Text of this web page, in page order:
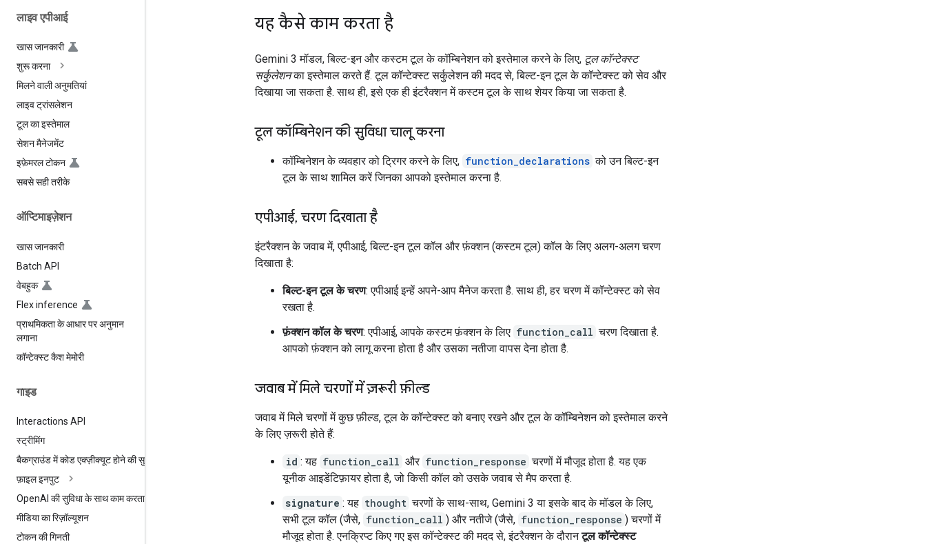
लाइव एपीआई
खास जानकारी
शुरू करना
मिलने वाली अनुमतियां
लाइव ट्रांसलेशन
टूल का इस्तेमाल
सेशन मैनेजमेंट
इफ़ेमरल टोकन
सबसे सही तरीके
ऑप्टिमाइज़ेशन
खास जानकारी
Batch API
वेबहुक
Flex inference
प्राथमिकता के आधार पर अनुमान
लगाना
कॉन्टेक्स्ट कैश मेमोरी
गाइड
Interactions API
स्ट्रीमिंग
बैकग्राउंड में कोड एक्ज़ीक्यूट होने की सुविधा
फ़ाइल इनपुट
OpenAI की सुविधा के साथ काम करता है
मीडिया का रिज़ॉल्यूशन
टोकन की गिनती
यह कैसे काम करता है
Gemini 3 मॉडल, बिल्ट-इन और कस्टम टूल के कॉम्बिनेशन को इस्तेमाल करने के लिए, टूल कॉन्टेक्स्ट
सर्कुलेशनका इस्तेमाल करते हैं. टूल कॉन्टेक्स्ट सर्कुलेशन की मदद से, बिल्ट-इन टूल के कॉन्टेक्स्ट को सेव और
दिखाया जा सकता है. साथ ही, इसे एक ही इंटरैक्शन में कस्टम टूल के साथ शेयर किया जा सकता है.
टूल कॉम्बिनेशन की सुविधा चालू करना
कॉम्बिनेशन के व्यवहार को ट्रिगर करने के लिए, function_declarations को उन बिल्ट-इन
टूल के साथ शामिल करें जिनका आपको इस्तेमाल करना है.
एपीआई, चरण दिखाता है
इंटरैक्शन के जवाब में, एपीआई, बिल्ट-इन टूल कॉल और फ़ंक्शन (कस्टम टूल) कॉल के लिए अलग-अलग चरण
दिखाता है:
बिल्ट-इन टूल के चरण: एपीआई इन्हें अपने-आप मैनेज करता है. साथ ही, हर चरण में कॉन्टेक्स्ट को सेव
रखता है.
फ़ंक्शन कॉल के चरण: एपीआई, आपके कस्टम फ़ंक्शन के लिए function_call चरण दिखाता है.
आपको फ़ंक्शन को लागू करना होता है और उसका नतीजा वापस देना होता है.
जवाब में मिले चरणों में ज़रूरी फ़ील्ड
जवाब में मिले चरणों में कुछ फ़ील्ड, टूल के कॉन्टेक्स्ट को बनाए रखने और टूल के कॉम्बिनेशन को इस्तेमाल करने
के लिए ज़रूरी होते हैं:
id : यह function_call और function_response चरणों में मौजूद होता है. यह एक
यूनीक आइडेंटिफ़ायर होता है, जो किसी कॉल को उसके जवाब से मैप करता है.
signature : यह thought चरणों के साथ-साथ, Gemini 3 या इसके बाद के मॉडल के लिए,
सभी टूल कॉल (जैसे, function_call ) और नतीजे (जैसे, function_response ) चरणों में
मौजूद होता है. एनक्रिप्ट किए गए इस कॉन्टेक्स्ट की मदद से, इंटरैक्शन के दौरानटूल कॉन्टेक्स्ट